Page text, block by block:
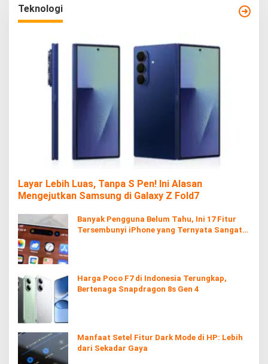
Teknologi
Layar Lebih Luas, Tanpa S Pen! Ini Alasan
Mengejutkan Samsung di Galaxy Z Fold7
Banyak Pengguna Belum Tahu, Ini 17 Fitur
Tersembunyi iPhone yang Ternyata Sangat
Harga Poco F7 di Indonesia Terungkap,
Bertenaga Snapdragon 8s Gen 4
Manfaat Setel Fitur Dark Mode di HP: Lebih
dari Sekadar Gaya